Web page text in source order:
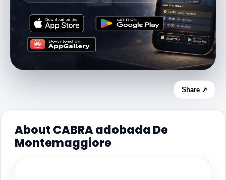
Share ↗
About CABRA adobada De
Montemaggiore